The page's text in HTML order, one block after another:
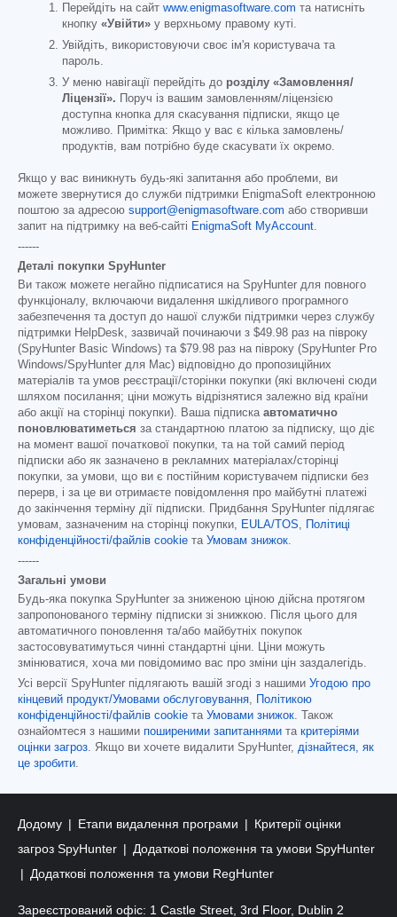
Перейдіть на сайт www.enigmasoftware.com та натисніть
кнопку «Увійти» у верхньому правому куті.
Увійдіть, використовуючи своє ім'я користувача та
пароль.
У меню навігації перейдіть до розділу «Замовлення/
Ліцензії». Поруч із вашим замовленням/ліцензією
доступна кнопка для скасування підписки, якщо це
можливо. Примітка: Якщо у вас є кілька замовлень/
продуктів, вам потрібно буде скасувати їх окремо.
Якщо у вас виникнуть будь-які запитання або проблеми, ви
можете звернутися до служби підтримки EnigmaSoft електронною
поштою за адресою support@enigmasoftware.com або створивши
запит на підтримку на веб-сайті EnigmaSoft MyAccount.
------
Деталі покупки SpyHunter
Ви також можете негайно підписатися на SpyHunter для повного
функціоналу, включаючи видалення шкідливого програмного
забезпечення та доступ до нашої служби підтримки через службу
підтримки HelpDesk, зазвичай починаючи з $49.98 раз на півроку
(SpyHunter Basic Windows) та $79.98 раз на півроку (SpyHunter Pro
Windows/SpyHunter для Mac) відповідно до пропозиційних
матеріалів та умов реєстрації/сторінки покупки (які включені сюди
шляхом посилання; ціни можуть відрізнятися залежно від країни
або акції на сторінці покупки). Ваша підписка автоматично
поновлюватиметься за стандартною платою за підписку, що діє
на момент вашої початкової покупки, та на той самий період
підписки або як зазначено в рекламних матеріалах/сторінці
покупки, за умови, що ви є постійним користувачем підписки без
перерв, і за це ви отримаєте повідомлення про майбутні платежі
до закінчення терміну дії підписки. Придбання SpyHunter підлягає
умовам, зазначеним на сторінці покупки, EULA/TOS,
Політиці
конфіденційності/файлів cookie та Умовам знижок.
------
Загальні умови
Будь-яка покупка SpyHunter за зниженою ціною дійсна протягом
запропонованого терміну підписки зі знижкою. Після цього для
автоматичного поновлення та/або майбутніх покупок
застосовуватимуться чинні стандартні ціни. Ціни можуть
змінюватися, хоча ми повідомимо вас про зміни цін заздалегідь.
Усі версії SpyHunter підлягають вашій згоді з нашими Угодою про
кінцевий продукт/Умовами обслуговування,
Політикою
конфіденційності/файлів cookie та Умовами знижок. Також
ознайомтеся з нашими поширеними запитаннями та критеріями
оцінки загроз. Якщо ви хочете видалити SpyHunter, дізнайтеся, як
це зробити.
Додому Етапи видалення програми
Критерії оцінки
загроз SpyHunter
Додаткові положення та умови SpyHunter
Додаткові положення та умови RegHunter
Зареєстрований офіс: 1 Castle Street, 3rd Floor, Dublin 2